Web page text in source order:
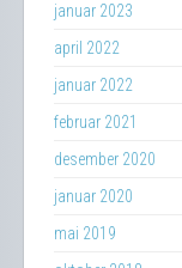
januar 2023
april 2022
januar 2022
februar 2021
desember 2020
januar 2020
mai 2019